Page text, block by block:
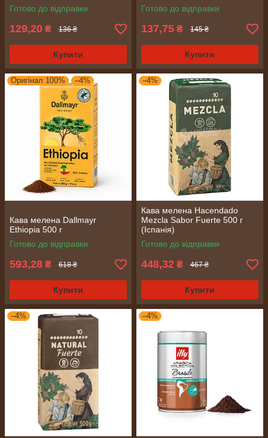
Готово до відправки
129,20 ₴ 136 ₴
Купити
Готово до відправки
137,75 ₴ 145 ₴
Купити
Оригінал 100% –4%
Кава мелена Dallmayr
Ethiopia 500 г
Готово до відправки
593,28 ₴ 618 ₴
Купити
–4%
Кава мелена Hacendado
Mezcla Sabor Fuerte 500 г
(Іспанія)
Готово до відправки
448,32 ₴ 467 ₴
Купити
–4% –4%